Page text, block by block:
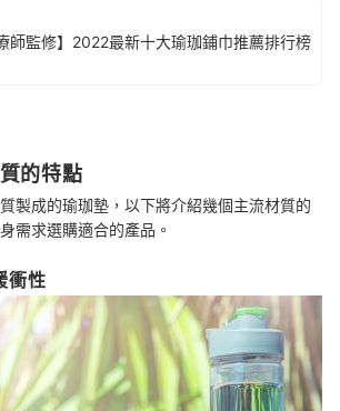
師監修】2022最新十大瑜珈鋪巾推薦排行榜
的特點
製成的瑜珈墊，以下將介紹幾個主流材質的
需求選購適合的產品。
衝性